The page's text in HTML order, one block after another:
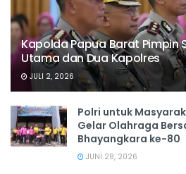
Kapolda Papua Barat Pimpin
Utama dan Dua Kapolres
JULI 2, 2026
Polri untuk
Gelar Olahraga
Bhayangkara ke-80
JUNI 28, 2026